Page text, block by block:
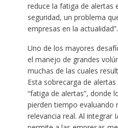
reduce la fatiga de alertas
seguridad, un problema
empresas en la actualidad”.
Uno de los mayores
el manejo de grandes
muchas de las cuales
Esta sobrecarga de
“fatiga de alertas”, donde
pierden tiempo evaluando
relevancia real. Al integrar